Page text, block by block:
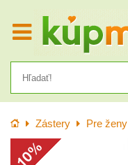
Úvod Zástery Pre ženy